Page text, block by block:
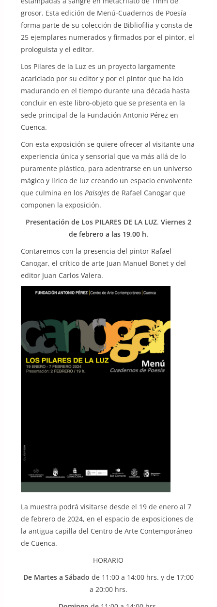
grosor. Esta edición de Menú-Cuadernos de Poesía
forma parte de su colección de Bibliofilia y consta de
25 ejemplares numerados y firmados por el pintor, el
prologuista y el editor.
Los Pilares de la Luz es un proyecto largamente
acariciado por su editor y por el pintor que ha ido
madurando en el tiempo durante una década hasta
concluir en este libro-objeto que se presenta en la
sede principal de la Fundación Antonio Pérez en
Cuenca.
Con esta exposición se quiere ofrecer al visitante una
experiencia única y sensorial que va más allá de lo
puramente plástico, para adentrarse en un universo
mágico y lírico de luz creando un espacio envolvente
que culmina en los Paisajes de Rafael Canogar que
componen la exposición.
Presentación de Los PILARES DE LA LUZ. Viernes 2
de febrero a las 19,00 h.
Contaremos con la presencia del pintor Rafael
Canogar, el crítico de arte Juan Manuel Bonet y del
editor Juan Carlos Valera.
La muestra podrá visitarse desde el 19 de enero al 7
de febrero de 2024, en el espacio de exposiciones de
la antigua capilla del Centro de Arte Contemporáneo
de Cuenca.
HORARIO
De Martes a Sábado de 11:00 a 14:00 hrs. y de 17:00
a 20:00 hrs.